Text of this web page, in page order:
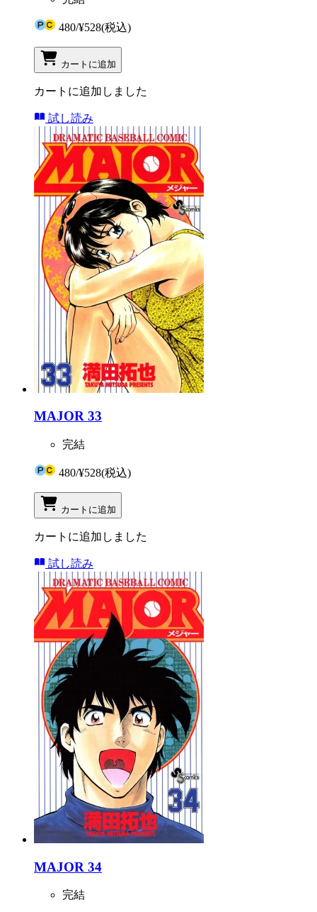
480/¥528(税込)
カートに追加
カートに追加しました
試し読み
MAJOR 33
完結
480/¥528(税込)
カートに追加
カートに追加しました
試し読み
MAJOR 34
完結